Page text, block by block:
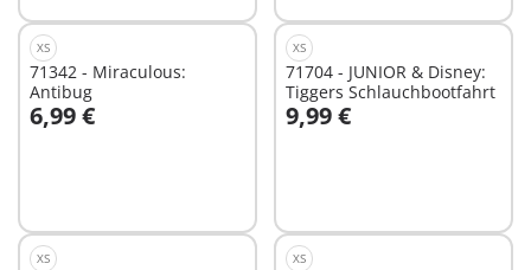
XS
71342 - Miraculous:
Antibug
6,99 €
In den Warenkorb
XS
71704 - JUNIOR & Disney:
Tiggers Schlauchbootfahrt
9,99 €
In den Warenkorb
XS XS